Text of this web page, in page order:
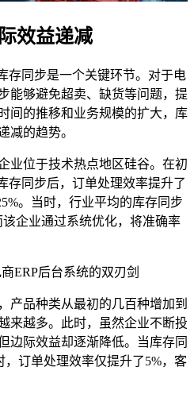
效益递减
存同步是一个关键环节。对于电
能够避免超卖、缺货等问题，提
间的推移和业务规模的扩大，库
减的趋势。
业位于技术热点地区硅谷。在初
存同步后，订单处理效率提升了
。当时，行业平均的库存同步
该企业通过系统优化，将准确率
产品种类从最初的几百种增加到
来越多。此时，虽然企业不断投
边际效益却逐渐降低。当库存同
，订单处理效率仅提升了5%，客